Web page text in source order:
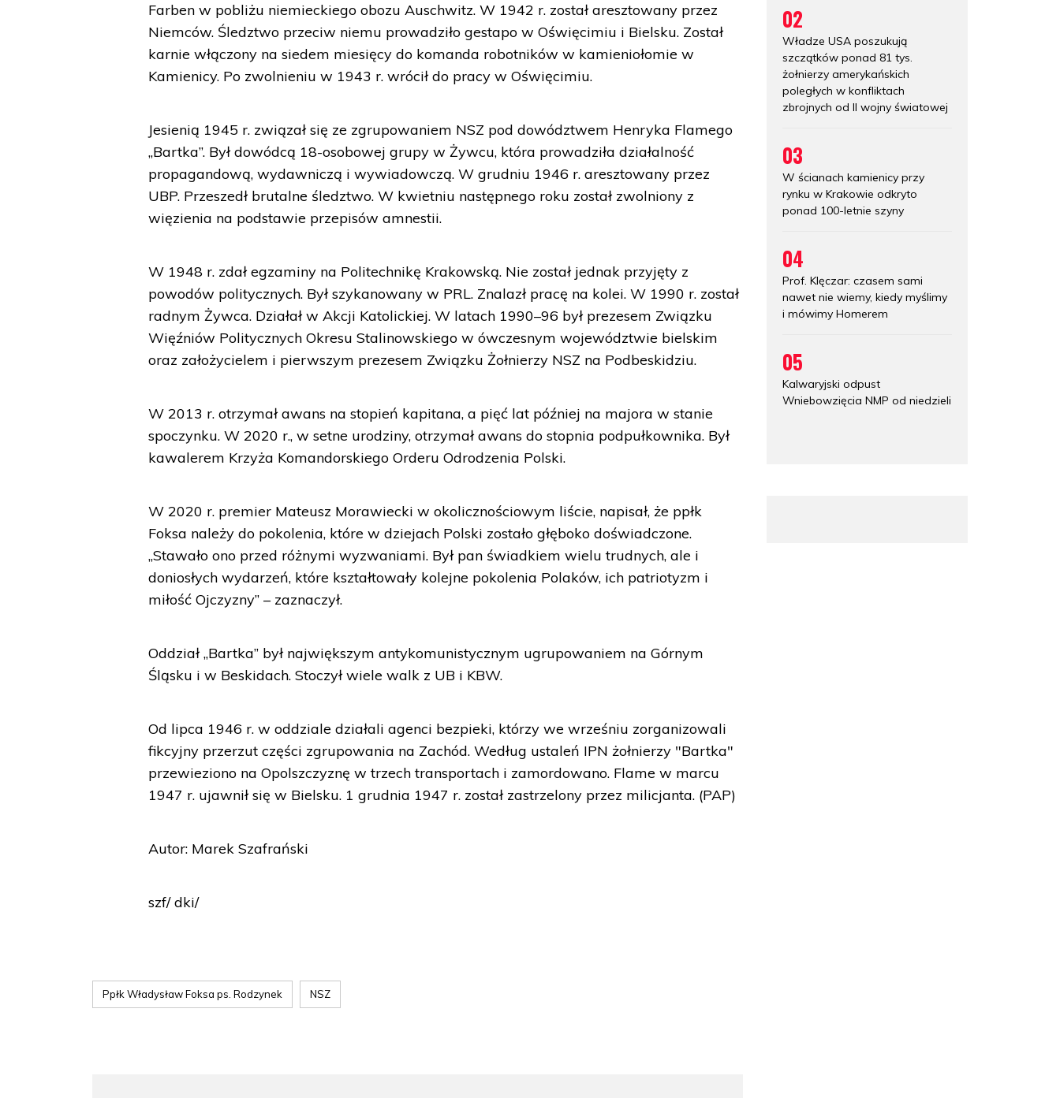
Farben w pobliżu niemieckiego obozu Auschwitz. W 1942 r. został aresztowany przez
Niemców. Śledztwo przeciw niemu prowadziło gestapo w Oświęcimiu i Bielsku. Został
karnie włączony na siedem miesięcy do komanda robotników w kamieniołomie w
Kamienicy. Po zwolnieniu w 1943 r. wrócił do pracy w Oświęcimiu.
Jesienią 1945 r. związał się ze zgrupowaniem NSZ pod dowództwem Henryka Flamego
„Bartka”. Był dowódcą 18-osobowej grupy w Żywcu, która prowadziła działalność
propagandową, wydawniczą i wywiadowczą. W grudniu 1946 r. aresztowany przez
UBP. Przeszedł brutalne śledztwo. W kwietniu następnego roku został zwolniony z
więzienia na podstawie przepisów amnestii.
W 1948 r. zdał egzaminy na Politechnikę Krakowską. Nie został jednak przyjęty z
powodów politycznych. Był szykanowany w PRL. Znalazł pracę na kolei. W 1990 r. został
radnym Żywca. Działał w Akcji Katolickiej. W latach 1990–96 był prezesem Związku
Więźniów Politycznych Okresu Stalinowskiego w ówczesnym województwie bielskim
oraz założycielem i pierwszym prezesem Związku Żołnierzy NSZ na Podbeskidziu.
W 2013 r. otrzymał awans na stopień kapitana, a pięć lat później na majora w stanie
spoczynku. W 2020 r., w setne urodziny, otrzymał awans do stopnia podpułkownika. Był
kawalerem Krzyża Komandorskiego Orderu Odrodzenia Polski.
W 2020 r. premier Mateusz Morawiecki w okolicznościowym liście, napisał, że ppłk
Foksa należy do pokolenia, które w dziejach Polski zostało głęboko doświadczone.
„Stawało ono przed różnymi wyzwaniami. Był pan świadkiem wielu trudnych, ale i
doniosłych wydarzeń, które kształtowały kolejne pokolenia Polaków, ich patriotyzm i
miłość Ojczyzny” – zaznaczył.
Oddział „Bartka” był największym antykomunistycznym ugrupowaniem na Górnym
Śląsku i w Beskidach. Stoczył wiele walk z UB i KBW.
Od lipca 1946 r. w oddziale działali agenci bezpieki, którzy we wrześniu zorganizowali
fikcyjny przerzut części zgrupowania na Zachód. Według ustaleń IPN żołnierzy "Bartka"
przewieziono na Opolszczyznę w trzech transportach i zamordowano. Flame w marcu
1947 r. ujawnił się w Bielsku. 1 grudnia 1947 r. został zastrzelony przez milicjanta. (PAP)
Autor: Marek Szafrański
szf/ dki/
Ppłk Władysław Foksa ps. Rodzynek NSZ
02
Władze USA poszukują
szczątków ponad 81 tys.
żołnierzy amerykańskich
poległych w konfliktach
zbrojnych od II wojny światowej
03
W ścianach kamienicy przy
rynku w Krakowie odkryto
ponad 100-letnie szyny
04
Prof. Klęczar: czasem sami
nawet nie wiemy, kiedy myślimy
i mówimy Homerem
05
Kalwaryjski odpust
Wniebowzięcia NMP od niedzieli